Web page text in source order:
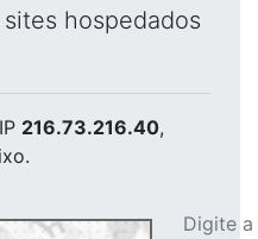
hospedados
216.73.216.40,
Digite